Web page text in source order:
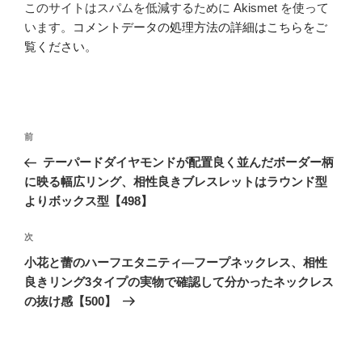
このサイトはスパムを低減するために Akismet を使って
います。
コメントデータの処理方法の詳細はこちらをご
覧ください。
投
ナ
ビ
ー
シ
ョ
ン
前
の
投
稿
前
テーパードダイヤモンドが配置良く並んだボーダー柄
に映る幅広リング、相性良きブレスレットはラウンド型
よりボックス型【498】
次
の
投
稿
次
小花と蕾のハーフエタニティ―フープネックレス、相性
良きリング3タイプの実物で確認して分かったネックレス
の抜け感【500】